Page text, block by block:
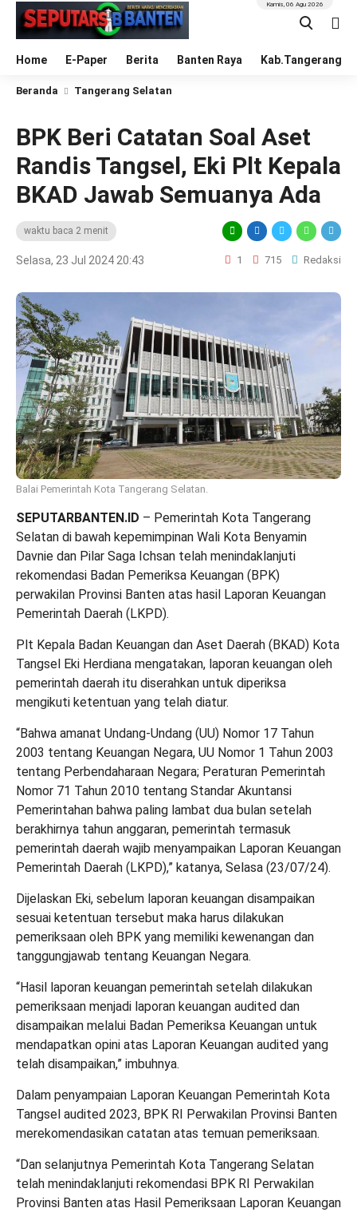
Home E-Paper Berita Banten Raya Kab.Tangerang
Kamis, 06 Agu 2026
Beranda Tangerang Selatan
BPK Beri Catatan Soal Aset
Randis Tangsel, Eki Plt Kepala
BKAD Jawab Semuanya Ada
waktu baca 2 menit
Selasa, 23 Jul 2024 20:43 1 715 Redaksi
Balai Pemerintah Kota Tangerang Selatan.
SEPUTARBANTEN.ID – Pemerintah Kota Tangerang
Selatan di bawah kepemimpinan Wali Kota Benyamin
Davnie dan Pilar Saga Ichsan telah menindaklanjuti
rekomendasi Badan Pemeriksa Keuangan (BPK)
perwakilan Provinsi Banten atas hasil Laporan Keuangan
Pemerintah Daerah (LKPD).
Plt Kepala Badan Keuangan dan Aset Daerah (BKAD) Kota
Tangsel Eki Herdiana mengatakan, laporan keuangan oleh
pemerintah daerah itu diserahkan untuk diperiksa
mengikuti ketentuan yang telah diatur.
“Bahwa amanat Undang-Undang (UU) Nomor 17 Tahun
2003 tentang Keuangan Negara, UU Nomor 1 Tahun 2003
tentang Perbendaharaan Negara; Peraturan Pemerintah
Nomor 71 Tahun 2010 tentang Standar Akuntansi
Pemerintahan bahwa paling lambat dua bulan setelah
berakhirnya tahun anggaran, pemerintah termasuk
pemerintah daerah wajib menyampaikan Laporan Keuangan
Pemerintah Daerah (LKPD),” katanya, Selasa (23/07/24).
Dijelaskan Eki, sebelum laporan keuangan disampaikan
sesuai ketentuan tersebut maka harus dilakukan
pemeriksaan oleh BPK yang memiliki kewenangan dan
tanggungjawab tentang Keuangan Negara.
“Hasil laporan keuangan pemerintah setelah dilakukan
pemeriksaan menjadi laporan keuangan audited dan
disampaikan melalui Badan Pemeriksa Keuangan untuk
mendapatkan opini atas Laporan Keuangan audited yang
telah disampaikan,” imbuhnya.
Dalam penyampaian Laporan Keuangan Pemerintah Kota
Tangsel audited 2023, BPK RI Perwakilan Provinsi Banten
merekomendasikan catatan atas temuan pemeriksaan.
“Dan selanjutnya Pemerintah Kota Tangerang Selatan
telah menindaklanjuti rekomendasi BPK RI Perwakilan
Provinsi Banten atas Hasil Pemeriksaan Laporan Keuangan